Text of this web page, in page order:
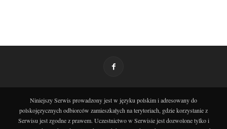
Niniejszy Serwis prowadzony jest w języku polskim i adresowany do
polskojęzycznych odbiorców zamieszkałych na terytoriach, gdzie korzystanie z
Serwisu jest zgodne z prawem. Uczestnictwo w Serwisie jest dozwolone tylko i